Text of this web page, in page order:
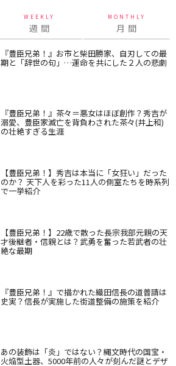
WEEKLY
週 間
MONTHLY
月 間
『豊臣兄弟！』お市と柴田勝家、自刃しての最
期と「辞世の句」…運命を共にした２人の悲劇
『豊臣兄弟！』茶々＝悪女はほぼ創作？秀吉が
溺愛、豊臣家滅亡を背負わされた茶々(井上和)
の壮絶すぎる生涯
【豊臣兄弟！】秀吉は本当に「女狂い」だった
のか？ 天下人を彩った11人の側室たちを時系列
で一挙紹介
【豊臣兄弟！】22歳で散った長宗我部元親の天
才後継者・信親とは？武勇を奮った若武者の壮
絶な最期
『豊臣兄弟！』で描かれた織田信長の道普請は
史実？信長が実施した街道整備の施策を紹介
あの装飾は「炎」ではない？縄文時代の国宝・
火焔型土器、5000年前の人々が刻んだ謎とデザ